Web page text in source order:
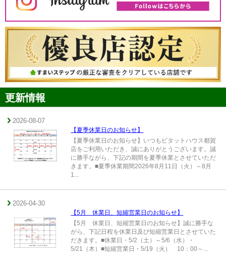
更新情報
2026-08-07
【夏季休業日のお知らせ】
【夏季休業日のお知らせ】いつもピタットハウス都賀
店をご利用いただき、誠にありがとうございます。誠
に勝手ながら、下記の期間を夏季休業とさせていただ
きます。■夏季休業期間2026年8月11日（火）～8月
1...
2026-04-30
【5月 休業日、短縮営業日のお知らせ】
【5月 休業日、短縮営業日のお知らせ】誠に勝手な
がら、下記日程を休業日及び短縮営業日とさせていた
だきます。■休業日・5/2（土）～5/6（水）・
5/21（木）■短縮営業日・5/19（火） 10：00～...